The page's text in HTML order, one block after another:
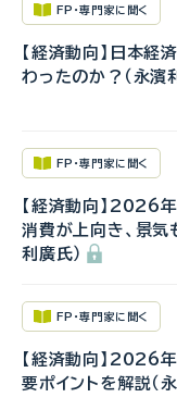
FP・専門家に聞く
【経済動向】日本経
わったのか？（永濱
FP・専門家に聞く
【経済動向】2026
消費が上向き、景気
利廣氏）
FP・専門家に聞く
【経済動向】2026
要ポイントを解説（